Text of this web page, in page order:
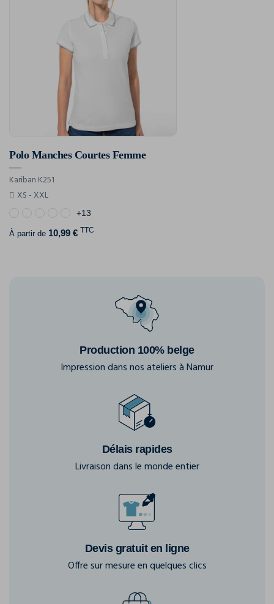
Polo Manches Courtes Femme
Kariban K251
XS - XXL
+13
À partir de 10,99 € TTC
Production 100% belge
Impression dans nos ateliers à Namur
Délais rapides
Livraison dans le monde entier
Devis gratuit en ligne
Offre sur mesure en quelques clics